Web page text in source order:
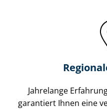
Jahrelange
garantiert Ihnen eine